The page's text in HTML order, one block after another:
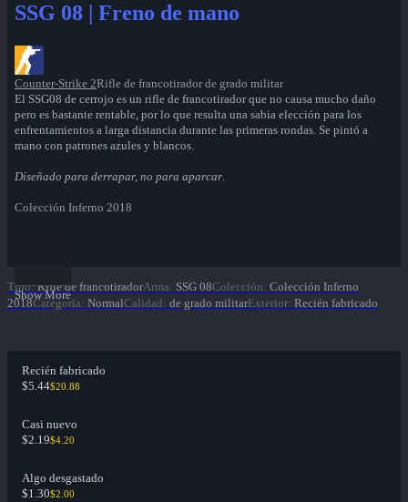
SSG 08 | Freno de mano
Counter-Strike 2Rifle de francotirador de grado militar
El SSG08 de cerrojo es un rifle de francotirador que no causa mucho daño
pero es bastante rentable, por lo que resulta una sabia elección para los
enfrentamientos a larga distancia durante las primeras rondas. Se pintó a
mano con patrones azules y blancos.
Diseñado para derrapar, no para aparcar.
Colección Inferno 2018
Show More
Tipo: Rifle de francotiradorArma: SSG 08Colección: Colección Inferno
2018Categoría: NormalCalidad: de grado militarExterior: Recién fabricado
Recién fabricado
$5.44$20.88
Casi nuevo
$2.19$4.20
Algo desgastado
$1.30$2.00